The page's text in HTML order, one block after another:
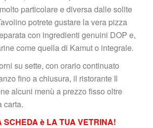
particolare e diversa dalle solite
potrete gustare la vera pizza
con ingredienti genuini DOP e,
come quella di Kamut o integrale.
su sette, con orario continuato
fino a chiusura, il ristorante Il
alcuni menù a prezzo fisso oltre
carta.
SCHEDA è LA TUA VETRINA!